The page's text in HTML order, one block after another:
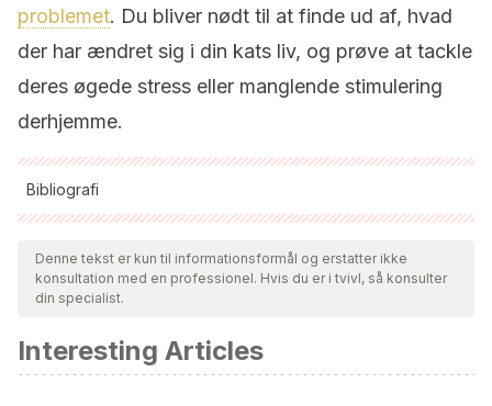
problemet. Du bliver nødt til at finde ud af, hvad
der har ændret sig i din kats liv, og prøve at tackle
deres øgede stress eller manglende stimulering
derhjemme.
Bibliografi
Alle citerede kilder blev grundigt gennemgået af vores team
for at sikre deres kvalitet, pålidelighed, aktualitet og validitet.
Bibliografien i denne artikel blev betragtet som pålidelig og af
LOWELL, A.Atlas de Dermatología en Pequeños Animales.
Buenos Ai-res, Intermedica, 2008.
Denne tekst er kun til informationsformål og erstatter ikke
konsultation med en professionel. Hvis du er i tvivl, så konsulter
din specialist.
Interesting Articles